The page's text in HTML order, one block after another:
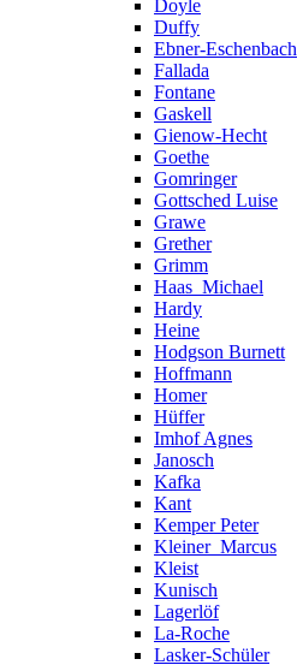
Doyle
Duffy
Ebner-Eschenbach
Fallada
Fontane
Gaskell
Gienow-Hecht
Goethe
Gomringer
Gottsched Luise
Grawe
Grether
Grimm
Haas_Michael
Hardy
Heine
Hodgson Burnett
Hoffmann
Homer
Hüffer
Imhof Agnes
Janosch
Kafka
Kant
Kemper Peter
Kleiner_Marcus
Kleist
Kunisch
Lagerlöf
La-Roche
Lasker-Schüler